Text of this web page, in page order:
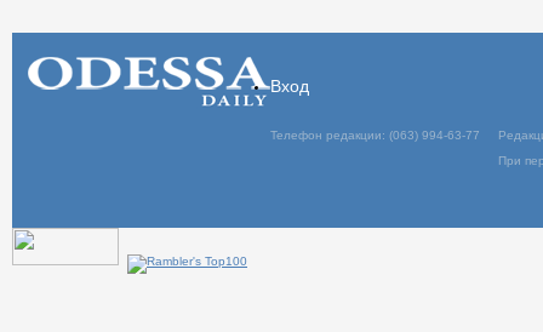
Вход
Телефон редакции: (063) 994-63-77
При